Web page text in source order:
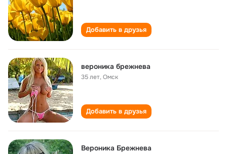
Добавить в друзья
вероника брежнева
35 лет,Омск
Добавить в друзья
Вероника Брежнева